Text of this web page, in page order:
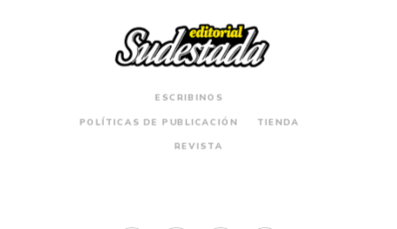
ESCRIBINOS
POLÍTICAS DE PUBLICACIÓN TIENDA
REVISTA